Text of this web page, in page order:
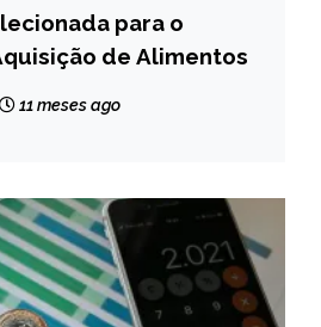
para o
de Alimentos
11 meses ago